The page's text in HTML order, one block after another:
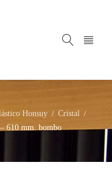
Honsuy / Cristal /
610 mm. bombo